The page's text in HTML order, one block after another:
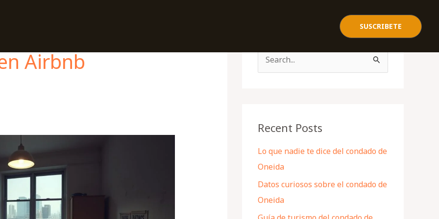
SUSCRIBETE
Airbnb
c
f
o
r
:
Recent Posts
Lo que nadie te dice del condado de
Oneida
Datos curiosos sobre el condado de
Oneida